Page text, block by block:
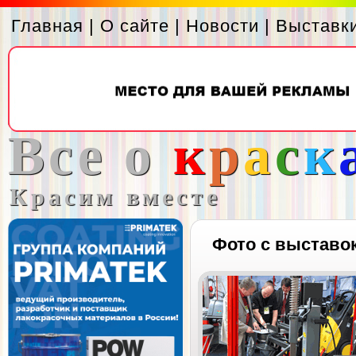
Главная | О сайте | Новости |
Все о краск
Красим вместе
Фото с